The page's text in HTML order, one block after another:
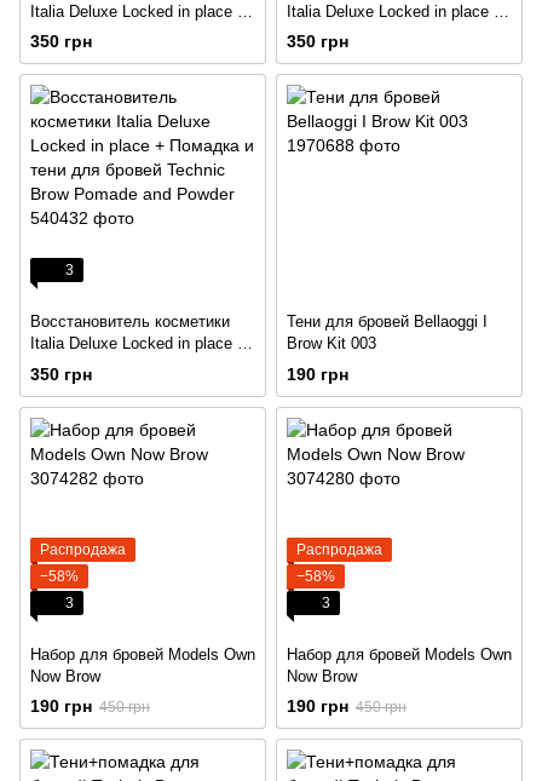
Italia Deluxe Locked in place +
Помадка и тени для бровей
Technic Brow Pomade and
Powder
350 грн
Italia Deluxe Locked in place +
Помадка и тени для бровей
Technic Brow Pomade and
Powder
350 грн
3
Восстановитель косметики
Italia Deluxe Locked in place +
Помадка и тени для бровей
Technic Brow Pomade and
Powder
350 грн
Тени для бровей Bellaoggi I
Brow Kit 003
190 грн
Распродажа
−58%
3
Набор для бровей Models Own
Now Brow
190 грн 450 грн
Распродажа
−58%
3
Набор для бровей Models Own
Now Brow
190 грн 450 грн